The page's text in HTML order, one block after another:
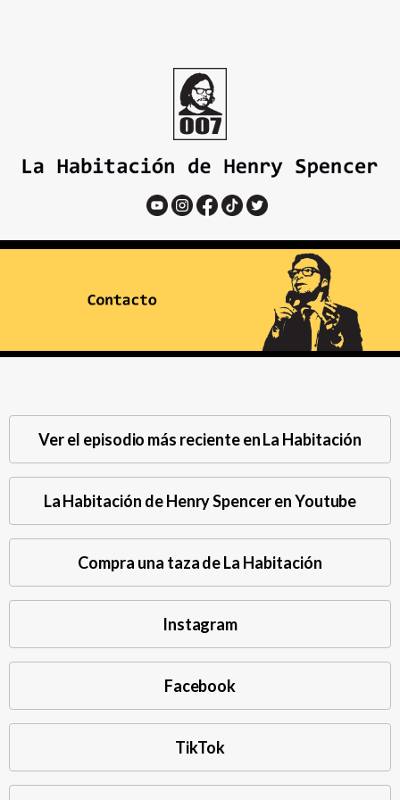
Ver el episodio más reciente en La Habitación
La Habitación de Henry Spencer en Youtube
Compra una taza de La Habitación
Instagram
Facebook
TikTok